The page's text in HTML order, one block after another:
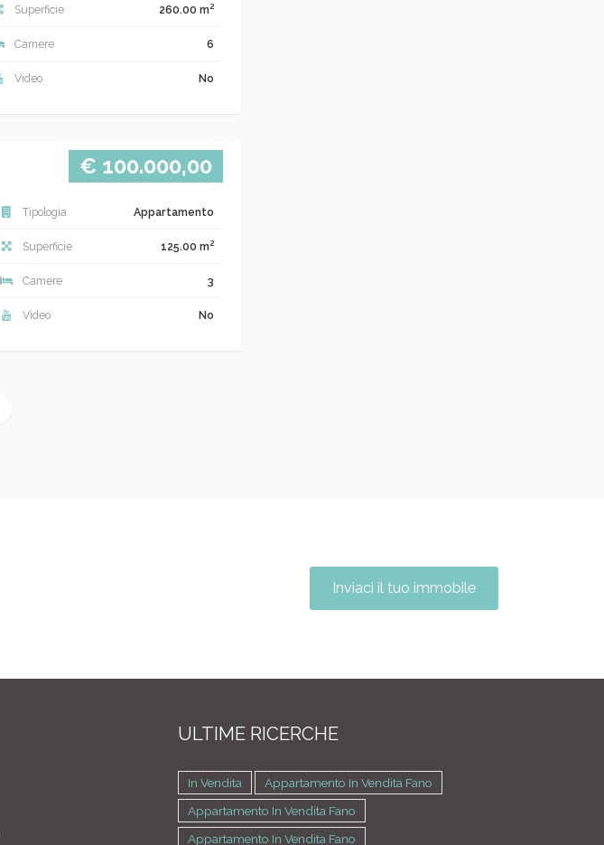
Superficie 260.00 m2
Camere 6
Video No
€ 100.000,00
Tipologia Appartamento
Superficie 125.00 m2
Camere 3
Video No
Inviaci il tuo immobile
ULTIME RICERCHE
In Vendita
Appartamento In Vendita Fano
Appartamento In Vendita Fano
Appartamento In Vendita Fano